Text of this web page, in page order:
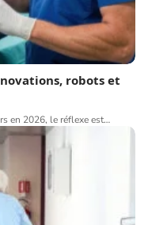
robots et
en 2026, le réflexe est…